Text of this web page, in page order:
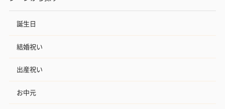
誕生日
結婚祝い
出産祝い
お中元